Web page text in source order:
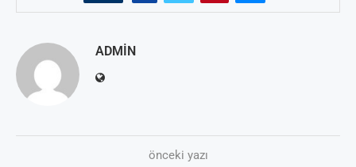
ADMIN
önceki yazı